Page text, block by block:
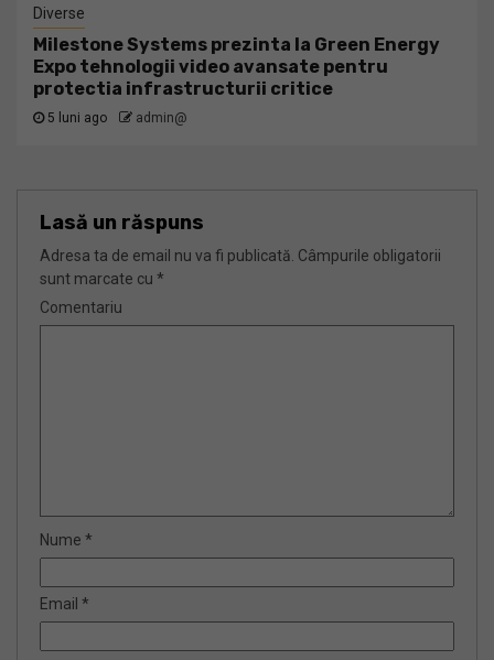
Diverse
Milestone Systems prezinta la Green Energy
Expo tehnologii video avansate pentru
protectia infrastructurii critice
5 luni ago admin@
Lasă un răspuns
Adresa ta de email nu va fi publicată. Câmpurile obligatorii
sunt marcate cu *
Comentariu
Nume *
Email *